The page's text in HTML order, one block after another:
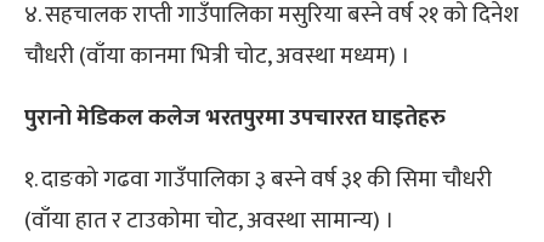
४. सहचालक राप्ती गाउँपालिका मसुरिया बस्ने वर्ष २१ को दिनेश
चौधरी (वाँया कानमा भित्री चोट, अवस्था मध्यम) ।
पुरानो मेडिकल कलेज भरतपुरमा उपचाररत घाइतेहरु
१. दाङको गढवा गाउँपालिका ३ बस्ने वर्ष ३१ की सिमा चौधरी
(वाँया हात र टाउकोमा चोट, अवस्था सामान्य) ।